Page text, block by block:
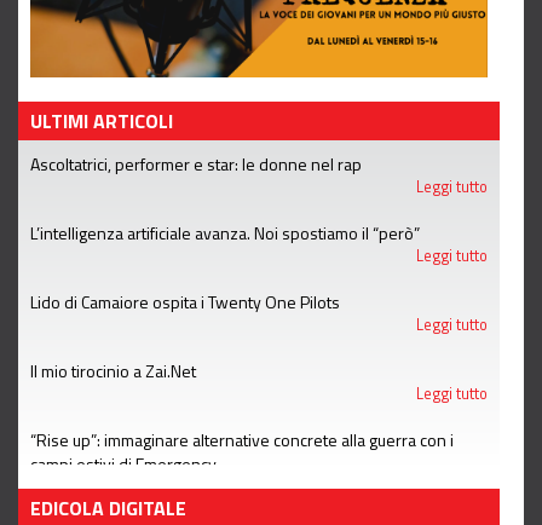
ULTIMI ARTICOLI
Ascoltatrici, performer e star: le donne nel rap
Leggi tutto
L’intelligenza artificiale avanza. Noi spostiamo il “però”
Leggi tutto
Lido di Camaiore ospita i Twenty One Pilots
Leggi tutto
Il mio tirocinio a Zai.Net
Leggi tutto
“Rise up”: immaginare alternative concrete alla guerra con i
campi estivi di Emergency
Leggi tutto
EDICOLA DIGITALE